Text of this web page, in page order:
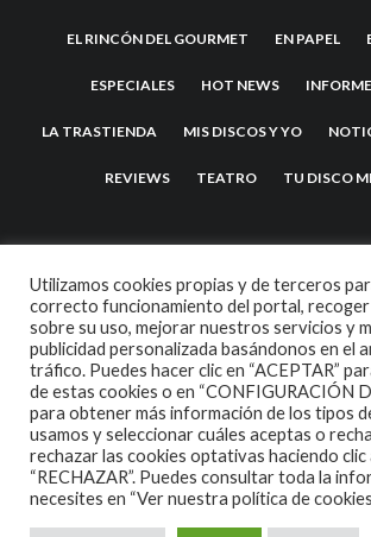
EL RINCÓN DEL GOURMET EN PAPEL
ESPECIALES HOT NEWS
LA TRASTIENDA MIS DISCOS Y YO
REVIEWS TEATRO TU DISCO
2007 COPYRIGHT -CODETIPI
Utilizamos cookies propias y de terceros
correcto funcionamiento del portal,
sobre su uso, mejorar nuestros servicios y
publicidad personalizada basándonos en el
tráfico. Puedes hacer clic en “ACEPTAR”
de estas cookies o en “CONFIGURACIÓN
para obtener más información de los tipos
usamos y seleccionar cuáles aceptas o
rechazar las cookies optativas haciendo clic
“RECHAZAR”. Puedes consultar toda la
necesites en “Ver nuestra política de